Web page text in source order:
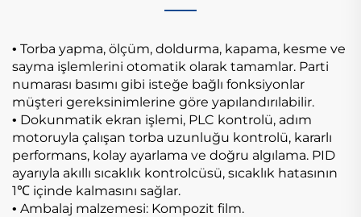
• Torba yapma, ölçüm, doldurma, kapama, kesme ve
sayma işlemlerini otomatik olarak tamamlar. Parti
numarası basımı gibi isteğe bağlı fonksiyonlar
müşteri gereksinimlerine göre yapılandırılabilir.
• Dokunmatik ekran işlemi, PLC kontrolü, adım
motoruyla çalışan torba uzunluğu kontrolü, kararlı
performans, kolay ayarlama ve doğru algılama. PID
ayarıyla akıllı sıcaklık kontrolcüsü, sıcaklık hatasının
1℃ içinde kalmasını sağlar.
• Ambalaj malzemesi: Kompozit film.